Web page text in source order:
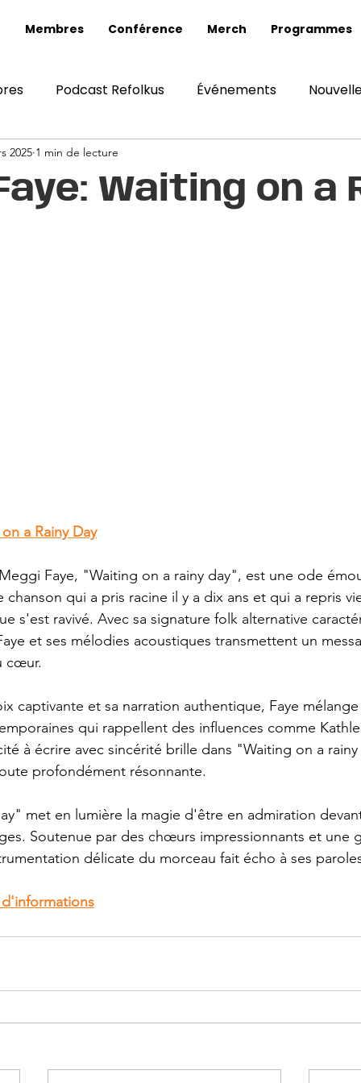
Membres Conférence Merch Programmes
Podcast Refolkus Événements
Waiting on a
2025 1 min de lecture
a Rainy Day
Faye, "Waiting on a rainy day", est une ode
chanson qui a pris racine il y a dix ans et qui a repris
s'est ravivé. Avec sa signature folk alternative
et ses mélodies acoustiques transmettent un
cœur.
captivante et sa narration authentique, Faye
qui rappellent des influences comme
à écrire avec sincérité brille dans "Waiting on a
profondément résonnante.
met en lumière la magie d'être en admiration
Soutenue par des chœurs impressionnants et une
délicate du morceau fait écho à ses